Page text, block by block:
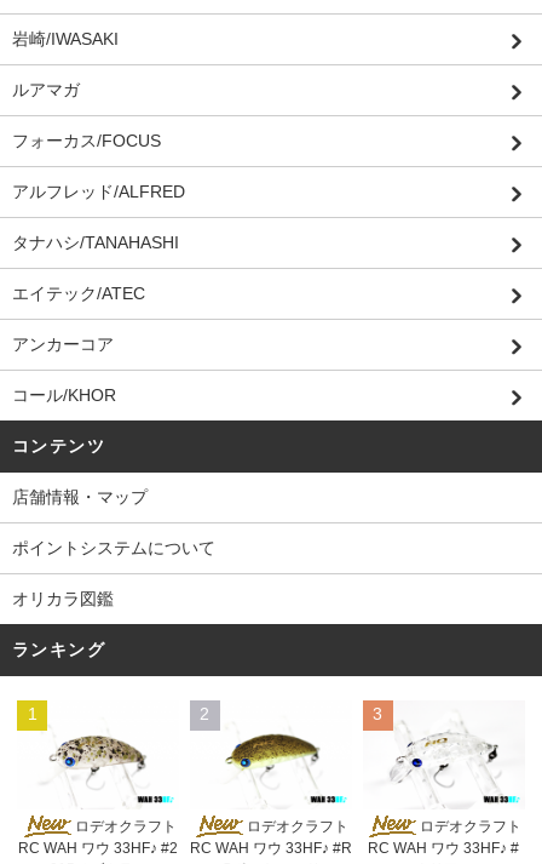
岩崎/IWASAKI
ルアマガ
フォーカス/FOCUS
アルフレッド/ALFRED
タナハシ/TANAHASHI
エイテック/ATEC
アンカーコア
コール/KHOR
コンテンツ
店舗情報・マップ
ポイントシステムについて
オリカラ図鑑
ランキング
1
ロデオクラフト
RC WAH ワウ 33HF♪ #2
2
ロデオクラフト
RC WAH ワウ 33HF♪ #R
3
ロデオクラフト
RC WAH ワウ 33HF♪ #